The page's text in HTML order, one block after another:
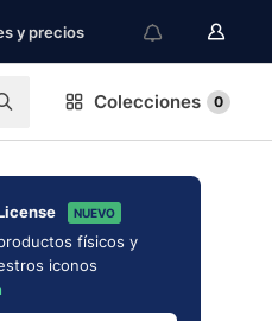
y precios
Colecciones 0
NUEVO
físicos y
iconos